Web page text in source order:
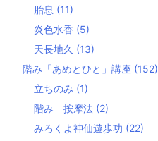
胎息 (11)
炎色水香 (5)
天長地久 (13)
階み「あめとひと」講座 (152)
立ちのみ (1)
階み 按摩法 (2)
みろくよ神仙遊歩功 (22)